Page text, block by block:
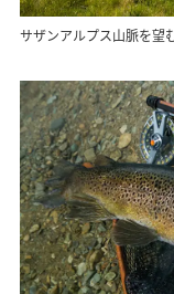
サザンアルプス山脈を望